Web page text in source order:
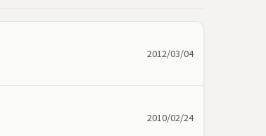
2012/03/04
2010/02/24